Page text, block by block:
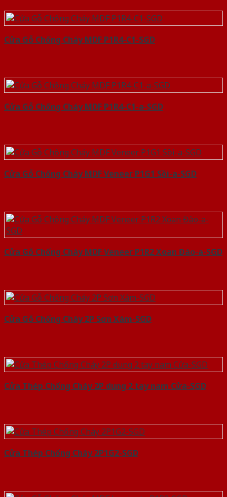
Cửa Gỗ Chống Cháy MDF P1R4-C1-SGD
Cửa Gỗ Chống Cháy MDF P1R4-C1-a-SGD
Cửa Gỗ Chống Cháy MDF Veneer P1G1 Sồi-a-SGD
Cửa Gỗ Chống Cháy MDF Veneer P1R2 Xoan Đào-a-SGD
Cửa Gỗ Chống Cháy 2P Sơn Xám-SGD
Cửa Thép Chống Cháy 2P dung 2 tay nam Cửa-SGD
Cửa Thép Chống Cháy 2P1G2-SGD